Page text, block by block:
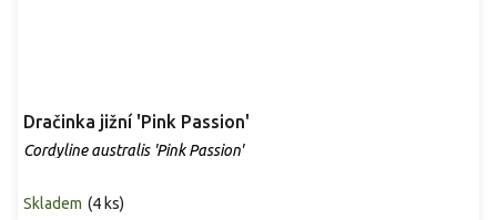
Dračinka jižní 'Pink Passion'
Cordyline australis 'Pink Passion'
Skladem (4 ks)